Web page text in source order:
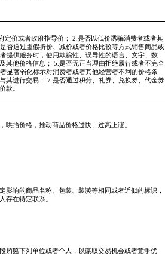
定价或者政府指导价； 2.是否以低价诱骗消费者或者其
否通过虛假折价、减价或者价格比较等方式销售商品或
提供服务时，使用欺骗性、误导性的语言、文宇、数
其他价格信息； 5.是否无正当理由拒绝履行或者不完全
显著弱化标示对消费者或者其他经营者不利的价格条
其进行交易； 7.是否通过积分、礼券、兑换券、代金券
款。
哄抬价格，推动商品价格过快、过高上涨。
影响的商品名称、包装、装潢等相同或者近似的标识，
存在特定联系。
贿赂下列单位或者个人，以谋取交易机会或者竞争优